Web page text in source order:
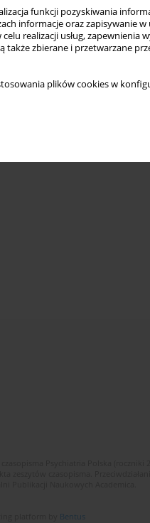
funkcji pozyskiwania
informacje oraz zapisywanie
realizacji usług, zapewnienia
także zbierane i przetwarzane
plików cookies w
Bentus